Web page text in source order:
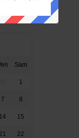
Sam
1
7 8
14 15
21 22